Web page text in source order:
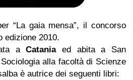
“La gaia mensa”, il concorso
edizione 2010.
aCataniaed abita a San
alla facoltà di Scienze
è autrice dei seguenti libri: